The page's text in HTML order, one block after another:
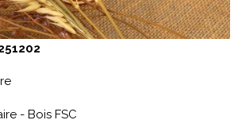
- Bois FSC